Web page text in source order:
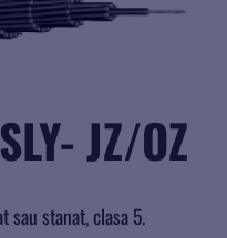
JZ/OZ
sau stanat, clasa 5.